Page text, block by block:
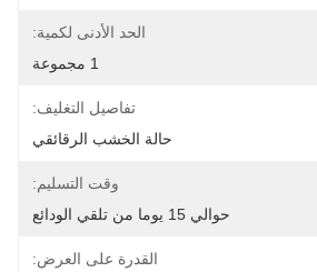
الحد الأدنى لكمية:
1 مجموعة
تفاصيل التغليف:
حالة الخشب الرقائقي
وقت التسليم:
حوالي 15 يوما من تلقي الودائع
القدرة على العرض: